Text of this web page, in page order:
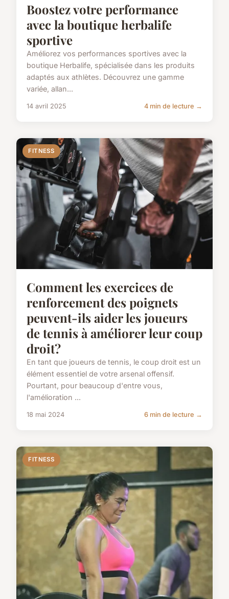
Boostez votre performance
avec la boutique herbalife
sportive
Améliorez vos performances sportives avec la
boutique Herbalife, spécialisée dans les produits
adaptés aux athlètes. Découvrez une gamme
variée, allan...
14 avril 2025 4 min de lecture →
FITNESS
Comment les exercices de
renforcement des poignets
peuvent-ils aider les joueurs
de tennis à améliorer leur coup
droit?
En tant que joueurs de tennis, le coup droit est un
élément essentiel de votre arsenal offensif.
Pourtant, pour beaucoup d'entre vous,
l'amélioration ...
18 mai 2024 6 min de lecture →
FITNESS